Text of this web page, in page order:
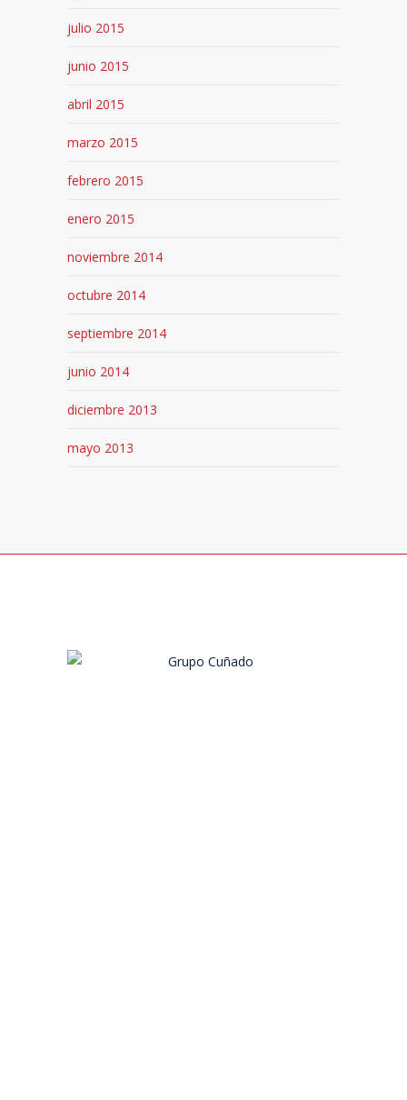
julio 2015
junio 2015
abril 2015
marzo 2015
febrero 2015
enero 2015
noviembre 2014
octubre 2014
septiembre 2014
junio 2014
diciembre 2013
mayo 2013